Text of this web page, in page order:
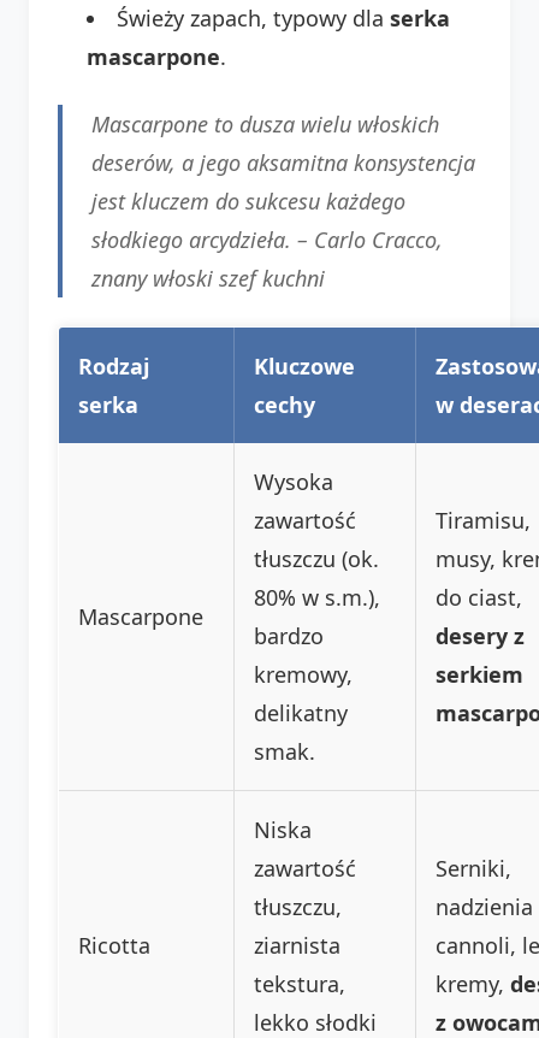
Świeży zapach, typowy dla serka
mascarpone.
Mascarpone to dusza wielu włoskich
deserów, a jego aksamitna konsystencja
jest kluczem do sukcesu każdego
słodkiego arcydzieła. – Carlo Cracco,
znany włoski szef kuchni
Rodzaj
serka
Kluczowe
cechy
w
Mascarpone
Wysoka
zawartość
tłuszczu (ok.
80% w s.m.),
bardzo
kremowy,
delikatny
smak.
Tiramisu,
musy,
do ciast,
desery z
serkiem
Ricotta
Niska
zawartość
tłuszczu,
ziarnista
tekstura,
lekko słodki
Serniki,
cannoli,
kremy,
z